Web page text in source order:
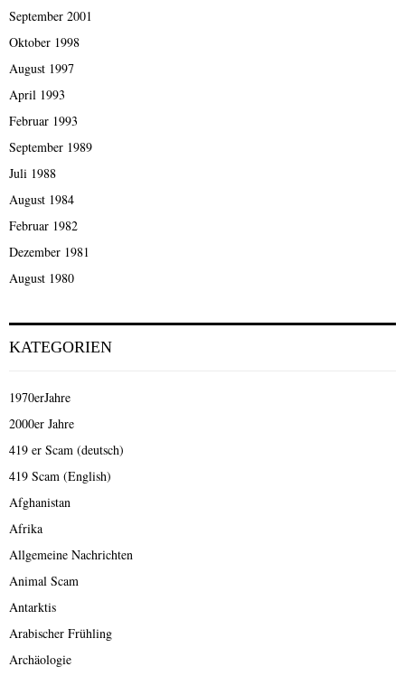
September 2001
Oktober 1998
August 1997
April 1993
Februar 1993
September 1989
Juli 1988
August 1984
Februar 1982
Dezember 1981
August 1980
KATEGORIEN
1970erJahre
2000er Jahre
419 er Scam (deutsch)
419 Scam (English)
Afghanistan
Afrika
Allgemeine Nachrichten
Animal Scam
Antarktis
Arabischer Frühling
Archäologie